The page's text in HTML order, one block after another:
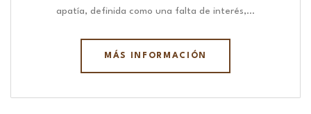
apatía, definida como una falta de interés,…
MÁS INFORMACIÓN